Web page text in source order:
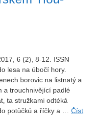
6 (2), 8-12. ISSN
lesa na úbočí hory.
borovic na listnatý a
a trouchnivějící padlé
ta stružkami odtéká
potůčků a říčky a … Číst